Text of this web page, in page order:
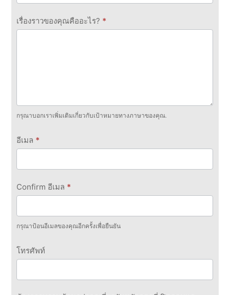
เรื่องราวของคุณคืออะไร? *
กรุณาบอกเราเพิ่มเติมเกี่ยวกับเป้าหมายทางภาษาของคุณ.
อีเมล *
Confirm อีเมล *
กรุณาป้อนอีเมลของคุณอีกครั้งเพื่อยืนยัน
โทรศัพท์